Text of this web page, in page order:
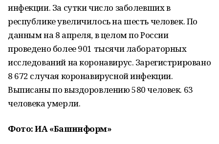
инфекции. За сутки число заболевших в
республике увеличилось на шесть человек. По
данным на 8 апреля, в целом по России
проведено более 901 тысячи лабораторных
исследований на коронавирус. Зарегистрировано
8 672 случая коронавирусной инфекции.
Выписаны по выздоровлению 580 человек. 63
человека умерли.
Фото: ИА «Башинформ»